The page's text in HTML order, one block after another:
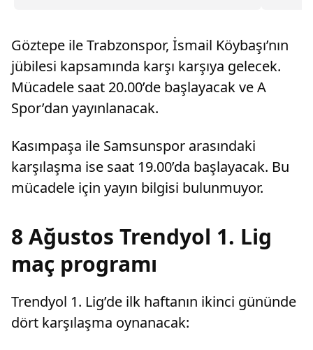
açıkladı.
Göztepe ile Trabzonspor, İsmail Köybaşı’nın
jübilesi kapsamında karşı karşıya gelecek.
Mücadele saat 20.00’de başlayacak ve A
Spor’dan yayınlanacak.
Kasımpaşa ile Samsunspor arasındaki
karşılaşma ise saat 19.00’da başlayacak. Bu
mücadele için yayın bilgisi bulunmuyor.
8 Ağustos Trendyol 1. Lig
maç programı
Trendyol 1. Lig’de ilk haftanın ikinci gününde
dört karşılaşma oynanacak: